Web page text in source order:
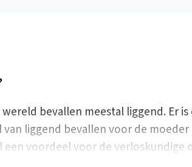
bevallen meestal liggend. Er
liggend bevallen voor de
een voordeel voor de